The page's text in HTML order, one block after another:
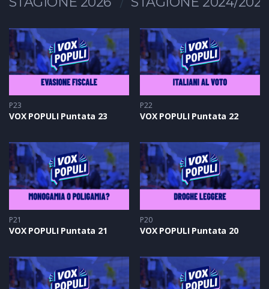
P23
VOX POPULI Puntata 23
P22
VOX POPULI Puntata 22
P21
VOX POPULI Puntata 21
P20
VOX POPULI Puntata 20